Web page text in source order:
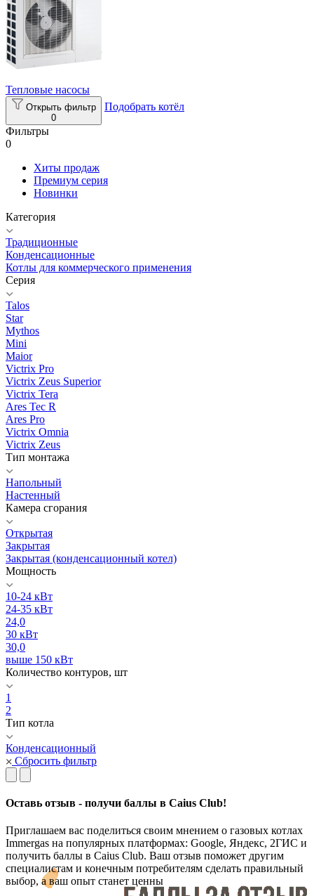
Тепловые насосы
Открыть фильтр
0
Подобрать котёл
Фильтры
0
Хиты продаж
Премиум серия
Новинки
Категория
Традиционные
Конденсационные
Котлы для коммерческого применения
Серия
Talos
Star
Mythos
Mini
Maior
Victrix Pro
Victrix Zeus Superior
Victrix Tera
Ares Tec R
Ares Pro
Victrix Omnia
Victrix Zeus
Тип монтажа
Напольный
Настенный
Камера сгорания
Открытая
Закрытая
Закрытая (конденсационный котел)
Мощность
10-24 кВт
24-35 кВт
24,0
30 кВт
30,0
выше 150 кВт
Количество контуров, шт
1
2
Тип котла
Конденсационный
Сбросить фильтр
Оставь отзыв - получи баллы в Caius Club!
Приглашаем вас поделиться своим мнением о газовых котлах
Immergas на популярных платформах: Google, Яндекс, 2ГИС и
получить баллы в Caius Club. Ваш отзыв поможет другим
специалистам и конечным потребителям сделать правильный
выбор, а ваш опыт станет ценны